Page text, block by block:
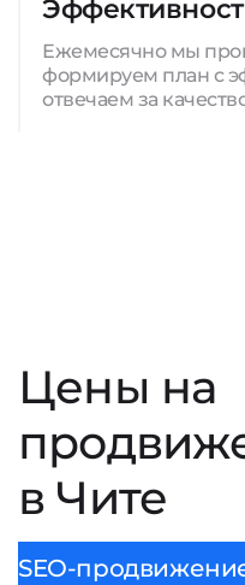
Ежемесячно мы
формируем план с
отвечаем за
Цены на
в Чите
SEO-